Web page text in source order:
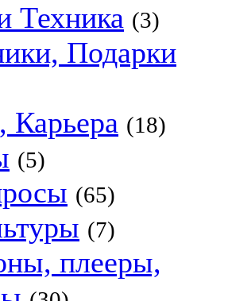
Техника (3)
Подарки
Карьера (18)
(5)
(65)
(7)
плееры,